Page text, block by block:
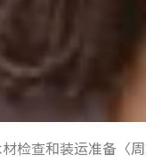
检查和装运准备〈